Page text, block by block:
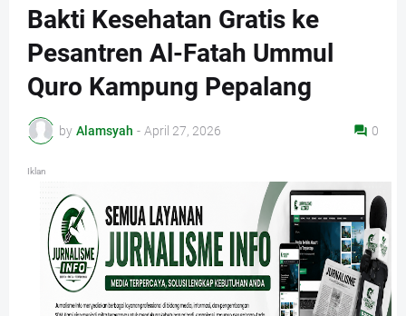
Bakti Kesehatan Gratis ke
Pesantren Al-Fatah Ummul
Quro Kampung Pepalang
by Alamsyah - April 27, 2026 0
Iklan